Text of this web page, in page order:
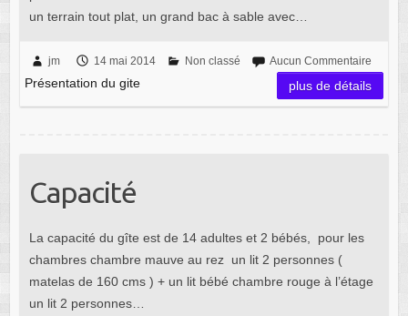
un terrain tout plat, un grand bac à sable avec…
jm 14 mai 2014 Non classé Aucun Commentaire
Présentation du gite plus de détails
Capacité
La capacité du gîte est de 14 adultes et 2 bébés, pour les
chambres chambre mauve au rez un lit 2 personnes (
matelas de 160 cms ) + un lit bébé chambre rouge à l’étage
un lit 2 personnes…